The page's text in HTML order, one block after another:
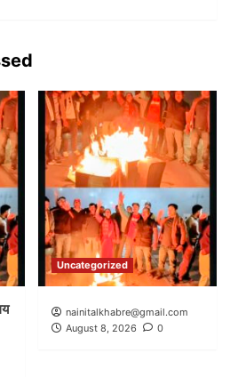
Uncategorized
nainitalkhabre@gmail.com
August 8, 2026
0